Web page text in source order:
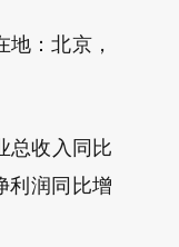
地：北京，
总收入同比
利润同比增